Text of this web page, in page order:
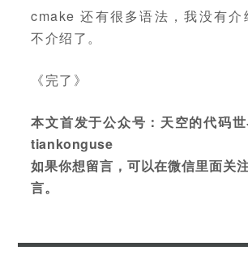
cmake 还有很多语法，我没有介
不介绍了。
《完了》
本文首发于公众号：天空的代码世
tiankonguse
如果你想留言，可以在微信里面关
言。